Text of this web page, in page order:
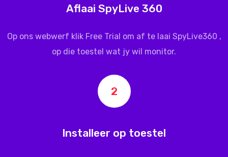
Aflaai SpyLive 360
Op ons webwerf klik Free Trial om af te laai SpyLive360 ,
op die toestel wat jy wil monitor.
2
Installeer op toestel